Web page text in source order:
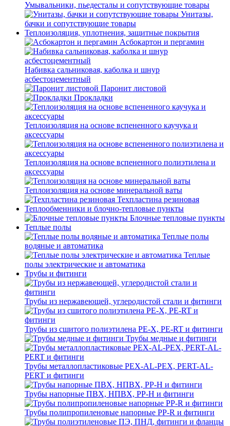
Умывальники, пьедесталы и сопутствующие товары
Унитазы,
бачки и сопутствующие товары
Теплоизоляция, уплотнения, защитные покрытия
Асбокартон и пергамин
Набивка сальниковая, каболка и шнур
асбестоцементный
Паронит листовой
Прокладки
Теплоизоляция на основе вспененного каучука и
аксессуары
Теплоизоляция на основе вспененного полиэтилена и
аксессуары
Теплоизоляция на основе минеральной ваты
Техпластина резиновая
Теплообменники и блочно-тепловые пункты
Блочные тепловые пункты
Теплые полы
Теплые полы
водяные и автоматика
Теплые
полы электрические и автоматика
Трубы и фитинги
Трубы из нержавеющей, углеродистой стали и фитинги
Трубы из сшитого полиэтилена PE-X, PE-RT и фитинги
Трубы медные и фитинги
Трубы металлопластиковые PEX-AL-PEX, PERT-AL-
PERT и фитинги
Трубы напорные ПВХ, НПВХ, PP-H и фитинги
Трубы полипропиленовые напорные PP-R и фитинги